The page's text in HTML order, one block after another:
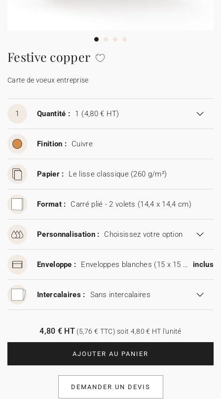
★ Demande d'échantillons
Menus
Présentoirs comptoir
Stickers
Festive copper
Carte de voeux entreprise
1 Quantité : 1 (4,80 € HT)
Finition : Cuivre
Papier : Le lisse classique (260 g/m²)
Format : Carré plié - 2 volets (14,4 x 14,4 cm)
Personnalisation : Choisissez votre option
Enveloppe : Enveloppes blanches (15 x 15 cm) inclus
Intercalaires : Sans intercalaires
AJOUTER AU PANIER
4,80 € HT(5,76 € TTC) soit 4,80 € HT l'unité
DEMANDER UN DEVIS